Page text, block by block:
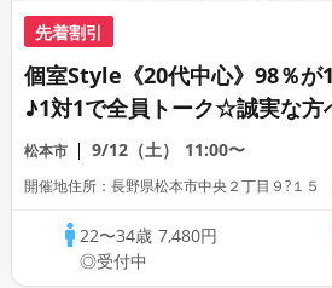
先着割引
個室Style《20代中心》98％が
♪1対1で全員トーク☆誠実な方
ーティー
松本市 9/12（土） 11:00〜
開催地住所：長野県松本市中央２丁目９?１
22〜34歳 7,480円
◎受付中